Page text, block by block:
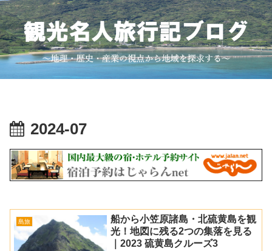
2024-07
島旅
船から小笠原諸島・北硫黄島を観
光！地図に残る2つの集落を見る
｜2023 硫黄島クルーズ3